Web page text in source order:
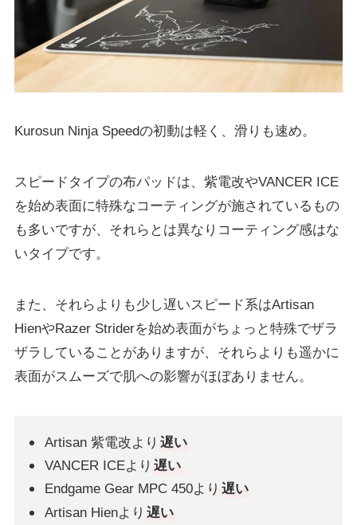
Kurosun Ninja Speedの初動は軽く、滑りも速め。
スピードタイプの布パッドは、紫電改やVANCER ICE
を始め表面に特殊なコーティングが施されているもの
も多いですが、それらとは異なりコーティング感はな
いタイプです。
また、それらよりも少し遅いスピード系はArtisan
HienやRazer Striderを始め表面がちょっと特殊でザラ
ザラしていることがありますが、それらよりも遥かに
表面がスムーズで肌への影響がほぼありません。
Artisan 紫電改より 遅い
VANCER ICEより 遅い
Endgame Gear MPC 450より 遅い
Artisan Hienより 遅い